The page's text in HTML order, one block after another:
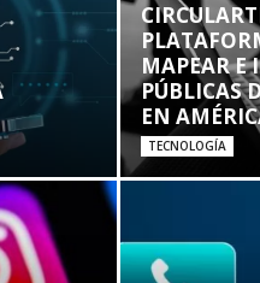
MAPEAR E
PÚBLICAS
EN
TECNOLOGÍA